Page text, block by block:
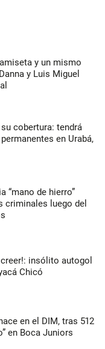
y un mismo
y Luis Miguel
cobertura: tendrá
en Urabá,
“mano de hierro”
criminales luego del
insólito autogol
Chicó
en el DIM, tras 512
en Boca Juniors